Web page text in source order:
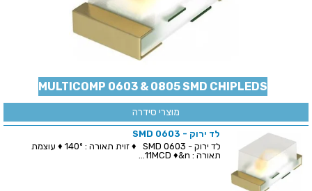
MULTICOMP 0603 & 0805 SMD CHIPLEDS
מוצרי סידרה
לד ירוק - SMD 0603
לד ירוק - SMD 0603 ♦ זוית תאורה : 140º ♦ עוצמת
תאורה : 11MCD ♦&n...